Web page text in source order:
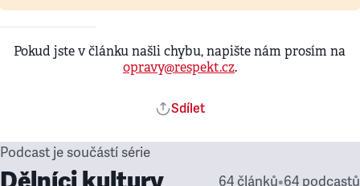
Pokud jste v článku našli chybu, napište nám prosím na
opravy@respekt.cz.
Sdílet
Podcast je součástí série
64 článků•64 podcastů